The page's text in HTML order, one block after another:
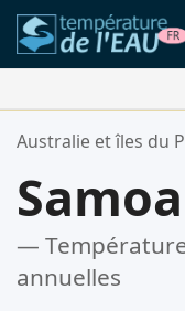
Vos Lieux Favoris:
Australie et îles du
Samoa
—
annuelles